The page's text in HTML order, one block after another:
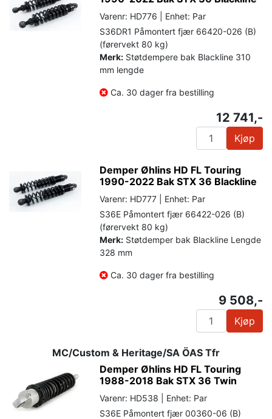
Varenr: HD776 | Enhet: Par
S36DR1 Påmontert fjær 66420-026 (B)
(førervekt 80 kg)
Merk: Støtdempere bak Blackline 310
mm lengde
Ca. 30 dager fra bestilling
12 741,-
Kjøp
Demper Øhlins HD FL Touring
1990-2022 Bak STX 36 Blackline
Varenr: HD777 | Enhet: Par
S36E Påmontert fjær 66422-026 (B)
(førervekt 80 kg)
Merk: Støtdemper bak Blackline Lengde
328 mm
Ca. 30 dager fra bestilling
9 508,-
Kjøp
MC/Custom & Heritage/SA ÖAS Tfr
Demper Øhlins HD FL Touring
1988-2018 Bak STX 36 Twin
Varenr: HD538 | Enhet: Par
S36E Påmontert fjær 00360-06 (B)